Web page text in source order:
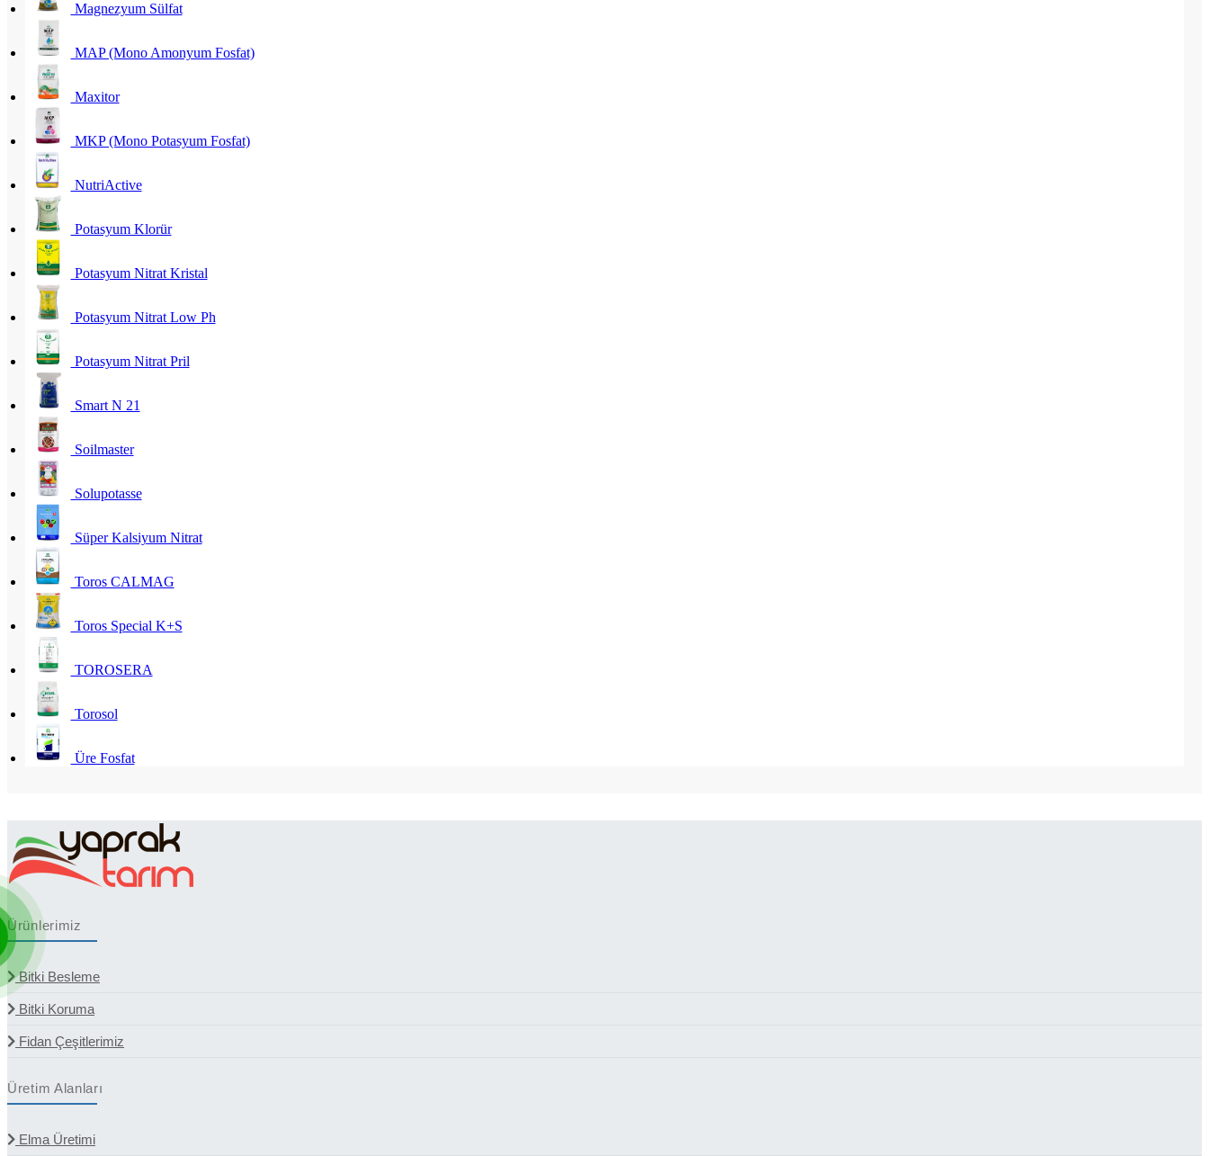
Magnezyum Sülfat
MAP (Mono Amonyum Fosfat)
Maxitor
MKP (Mono Potasyum Fosfat)
NutriActive
Potasyum Klorür
Potasyum Nitrat Kristal
Potasyum Nitrat Low Ph
Potasyum Nitrat Pril
Smart N 21
Soilmaster
Solupotasse
Süper Kalsiyum Nitrat
Toros CALMAG
Toros Special K+S
TOROSERA
Torosol
Üre Fosfat
Ürünlerimiz
Bitki Besleme
Bitki Koruma
Fidan Çeşitlerimiz
Üretim Alanları
Elma Üretimi